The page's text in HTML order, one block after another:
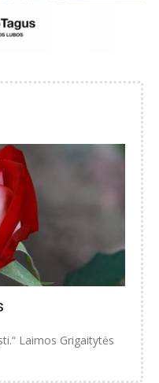
Laimos Grigaitytės